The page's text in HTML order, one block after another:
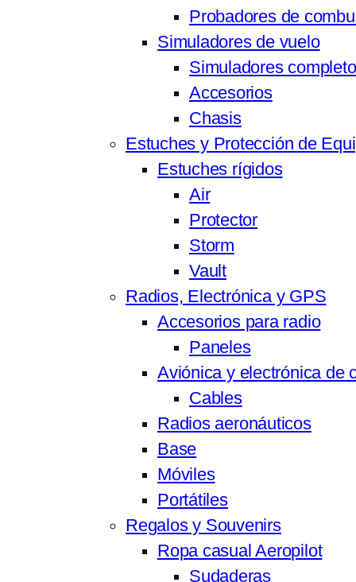
Probadores de
Simuladores de vuelo
Simuladores
Accesorios
Chasis
Estuches y Protección de
Estuches rígidos
Air
Protector
Storm
Vault
Radios, Electrónica y GPS
Accesorios para radio
Paneles
Aviónica y electrónica de
Cables
Radios aeronáuticos
Base
Móviles
Portátiles
Regalos y Souvenirs
Ropa casual Aeropilot
Sudaderas